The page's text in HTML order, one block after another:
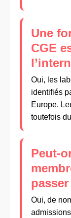
Une
CGE
Oui, les
identifiés
Europe.
toutefois
Peut-
Oui, de